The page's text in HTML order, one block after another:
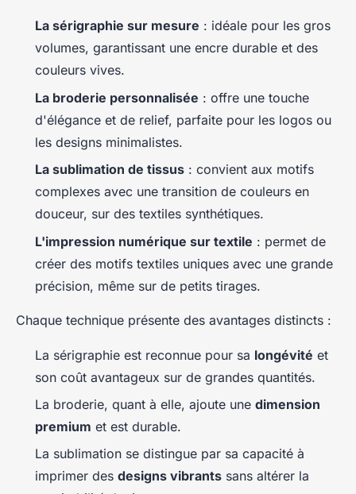
La sérigraphie sur mesure : idéale pour les gros
volumes, garantissant une encre durable et des
couleurs vives.
La broderie personnalisée : offre une touche
d'élégance et de relief, parfaite pour les logos ou
les designs minimalistes.
La sublimation de tissus : convient aux motifs
complexes avec une transition de couleurs en
douceur, sur des textiles synthétiques.
L'impression numérique sur textile : permet de
créer des motifs textiles uniques avec une grande
précision, même sur de petits tirages.
Chaque technique présente des avantages distincts :
La sérigraphie est reconnue pour sa longévité et
son coût avantageux sur de grandes quantités.
La broderie, quant à elle, ajoute une dimension
premium et est durable.
La sublimation se distingue par sa capacité à
imprimer des designs vibrants sans altérer la